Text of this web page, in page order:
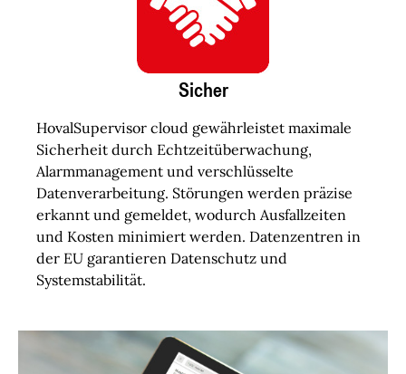
Sicher
HovalSupervisor cloud gewährleistet maximale
Sicherheit durch Echtzeitüberwachung,
Alarmmanagement und verschlüsselte
Datenverarbeitung. Störungen werden präzise
erkannt und gemeldet, wodurch Ausfallzeiten
und Kosten minimiert werden. Datenzentren in
der EU garantieren Datenschutz und
Systemstabilität.